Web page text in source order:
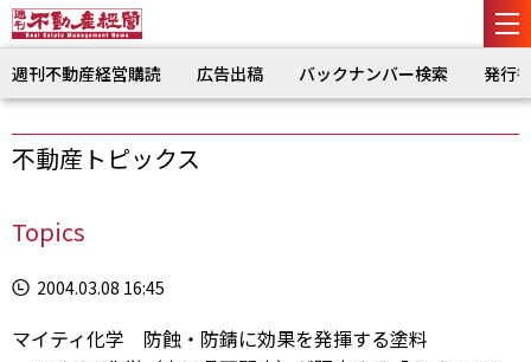
週刊不動産経営購読 広告出稿 バックナンバー検索 発行
不動産トピックス
Topics
2004.03.08 16:45
マイティ化学 防蝕・防錆に効果を発揮する塗料